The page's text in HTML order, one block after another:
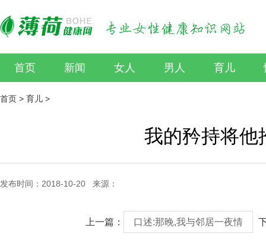
首页 新闻 女人 男人 育儿
首页 > 育儿 >
我的矜持将他
发布时间：2018-10-20 来源：
上一篇： 口述:那晚,我与邻居一夜情